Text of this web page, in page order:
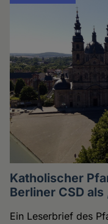
Katholischer
Berliner CSD
Ein Leserbrief des